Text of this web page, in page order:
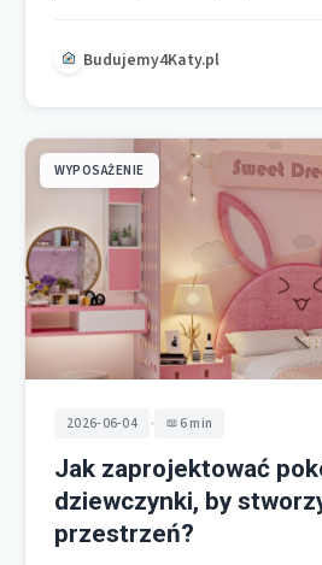
Budujemy4Katy.pl
WYPOSAŻENIE
2026-06-04 • 6 min
Jak zaprojektować
dziewczynki, by
przestrzeń?